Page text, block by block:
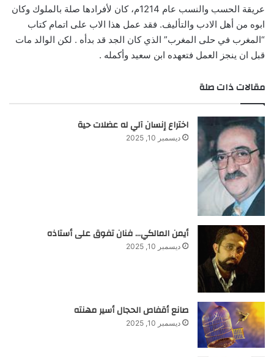
عريقة الحسب والنسب عام 1214م، كان لأفرادها صلة بالملوك وكان
ابوه من أهل الادب والتأليف. فقد عمل هذا الاب على اتمام كتاب
“المغرب في حلى المغرب” الذي كان الجد قد بدأه . لكن الوالد مات
قبل ان ينجز العمل فتعهده ابن سعيد وأكمله .
مقالات ذات صلة
اختراع إنسان آلي له عضلات حية
ديسمبر 10, 2025
أيمن المالكي… فنان تفوق على أستاذه
ديسمبر 10, 2025
صانع أقفاص الحجال أسير مهنته
ديسمبر 10, 2025